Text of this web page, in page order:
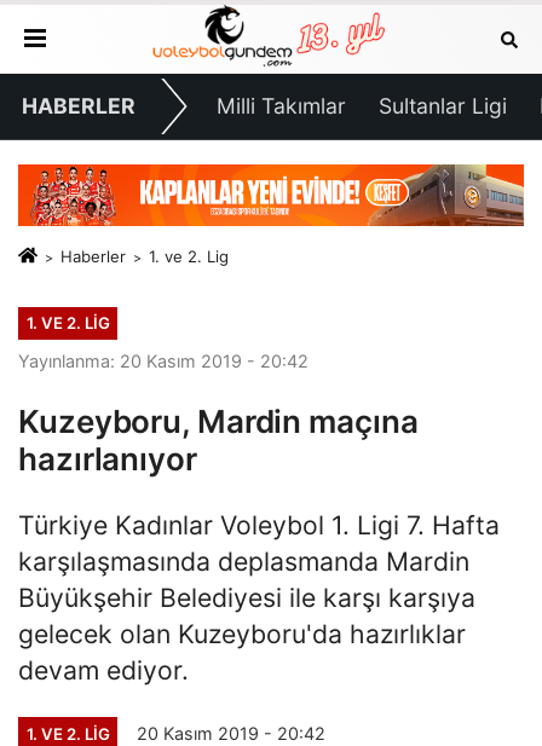
HABERLER Milli Takımlar Sultanlar Ligi
Haberler 1. ve 2. Lig
1. VE 2. LIG
Yayınlanma: 20 Kasım 2019 - 20:42
Kuzeyboru, Mardin maçına
hazırlanıyor
Türkiye Kadınlar Voleybol 1. Ligi 7. Hafta
karşılaşmasında deplasmanda Mardin
Büyükşehir Belediyesi ile karşı karşıya
gelecek olan Kuzeyboru'da hazırlıklar
devam ediyor.
1. VE 2. LIG 20 Kasım 2019 - 20:42